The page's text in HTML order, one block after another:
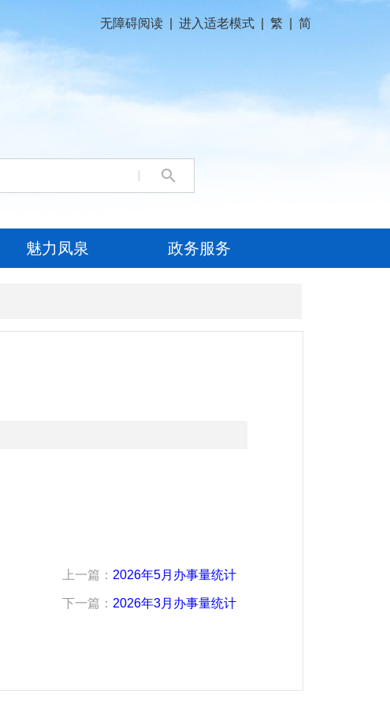
无障碍阅读 进入适老模式 繁 简
魅力凤泉 政务服务
上一篇： 2026年5月办事量统计
下一篇： 2026年3月办事量统计